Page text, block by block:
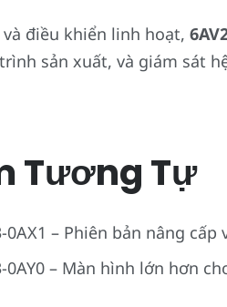
điều khiển linh hoạt,
sản xuất, và giám sát
Tương Tự
0AX1 – Phiên bản nâng
0AY0 – Màn hình lớn hơn